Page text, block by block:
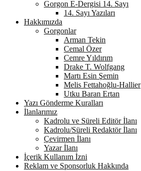
Gorgon E-Dergisi 14. Sayı
14. Sayı Yazıları
Hakkımızda
Gorgonlar
Arman Tekin
Cemal Özer
Cemre Yıldırım
Drake T. Wolfgang
Martı Esin Şemin
Melis Fettahoğlu-Hallier
Utku Baran Ertan
Yazı Gönderme Kuralları
İlanlarımız
Kadrolu ve Süreli Editör İlanı
Kadrolu/Süreli Redaktör İlanı
Çevirmen İlanı
Yazar İlanı
İçerik Kullanım İzni
Reklam ve Sponsorluk Hakkında